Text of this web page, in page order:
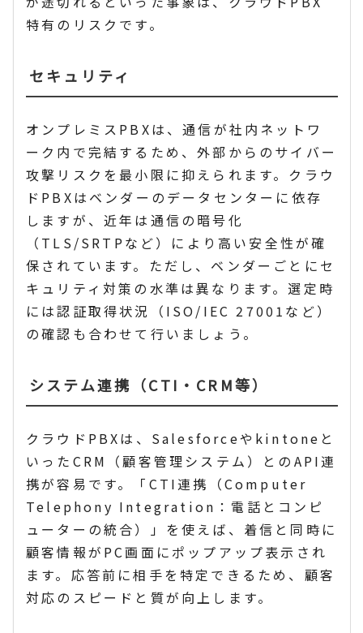
特有のリスクです。
セキュリティ
オンプレミスPBXは、通信が社内ネットワ
ーク内で完結するため、外部からのサイバー
攻撃リスクを最小限に抑えられます。クラウ
ドPBXはベンダーのデータセンターに依存
しますが、近年は通信の暗号化
（TLS/SRTPなど）により高い安全性が確
保されています。ただし、ベンダーごとにセ
キュリティ対策の水準は異なります。選定時
には認証取得状況（ISO/IEC 27001など）
の確認も合わせて行いましょう。
システム連携（CTI・CRM等）
クラウドPBXは、Salesforceやkintoneと
いったCRM（顧客管理システム）とのAPI連
携が容易です。「CTI連携（Computer
Telephony Integration：電話とコンピ
ューターの統合）」を使えば、着信と同時に
顧客情報がPC画面にポップアップ表示され
ます。応答前に相手を特定できるため、顧客
対応のスピードと質が向上します。